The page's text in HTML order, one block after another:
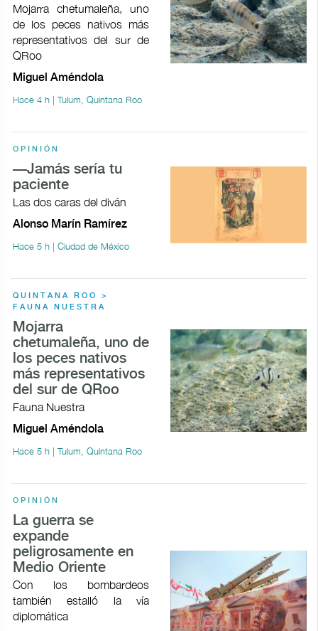
Mojarra chetumaleña, uno
de los peces nativos más
representativos del sur de
QRoo
Miguel Améndola
Hace 4 h | Tulum, Quintana Roo
OPINIÓN
—Jamás sería tu
paciente
Las dos caras del diván
Alonso Marín Ramírez
Hace 5 h | Ciudad de México
QUINTANA ROO >
FAUNA NUESTRA
Mojarra
chetumaleña, uno de
los peces nativos
más representativos
del sur de QRoo
Fauna Nuestra
Miguel Améndola
Hace 5 h | Tulum, Quintana Roo
OPINIÓN
La guerra se
expande
peligrosamente en
Medio Oriente
Con los bombardeos
también estalló la vía
diplomática